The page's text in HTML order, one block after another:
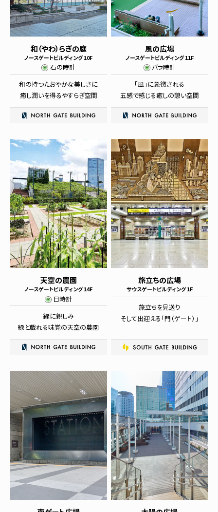
和（やわ）らぎの庭
ノースゲートビルディング 10F
石の時計
和の持つたおやかな美しさに
癒し潤いを得るやすらぎ空間
風の広場
ノースゲートビルディング 11F
バラ時計
「風」に象徴される
五感で感じる癒しの憩い空間
天空の農園
ノースゲートビルディング 14F
日時計
緑に親しみ
緑と戯れる味覚の天空の農園
旅立ちの広場
サウスゲートビルディング 1F
旅立ちを見送り
そして出迎える「門（ゲート）」